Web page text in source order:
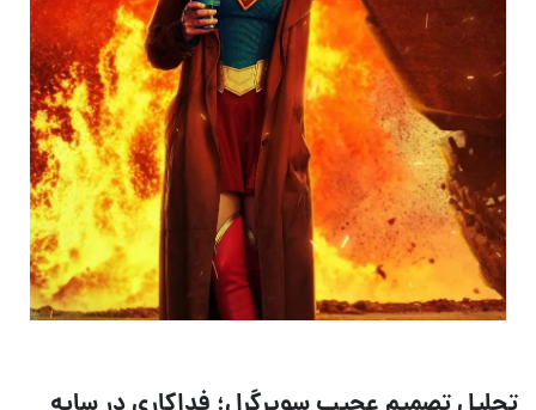
تحلیل تصمیم عجیب سوپرگرل؛ فداکاری در سایه